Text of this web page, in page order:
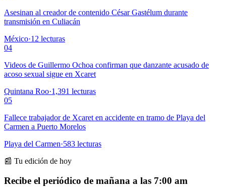
Asesinan al creador de contenido César Gastélum durante
transmisión en Culiacán
México·12 lecturas
04
Videos de Guillermo Ochoa confirman que danzante acusado de
acoso sexual sigue en Xcaret
Quintana Roo·1,391 lecturas
05
Fallece trabajador de Xcaret en accidente en tramo de Playa del
Carmen a Puerto Morelos
Playa del Carmen·583 lecturas
📰 Tu edición de hoy
Recibe el periódico de mañana a las 7:00 am